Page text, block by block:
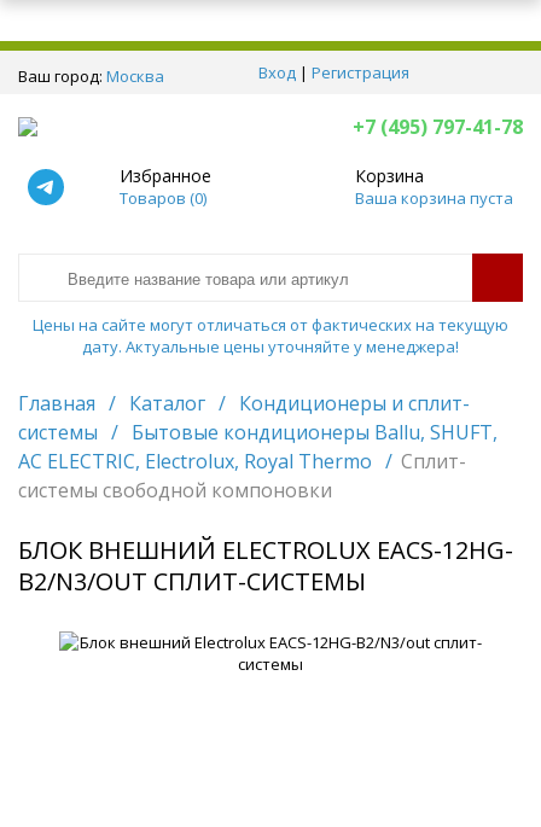
Ваш город: Москва Вход | Регистрация
+7 (495) 797-41-78
Избранное
Товаров (0)
Корзина
Ваша корзина пуста
Цены на сайте могут отличаться от фактических на текущую
дату. Актуальные цены уточняйте у менеджера!
Главная / Каталог / Кондиционеры и сплит-
системы / Бытовые кондиционеры Ballu, SHUFT,
AC ELECTRIC, Electrolux, Royal Thermo / Сплит-
системы свободной компоновки
БЛОК ВНЕШНИЙ ELECTROLUX EACS-12HG-
B2/N3/OUT СПЛИТ-СИСТЕМЫ